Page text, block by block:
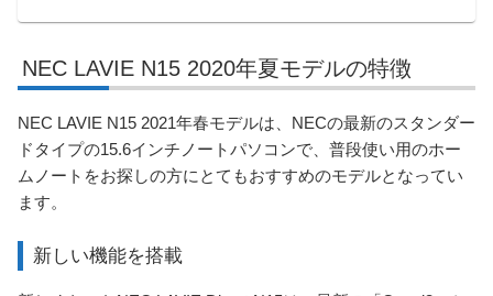
NEC LAVIE N15 2020年夏モデルの特徴
NEC LAVIE N15 2021年春モデルは、NECの最新のスタンダー
ドタイプの15.6インチノートパソコンで、普段使い用のホー
ムノートをお探しの方にとてもおすすめのモデルとなってい
ます。
新しい機能を搭載